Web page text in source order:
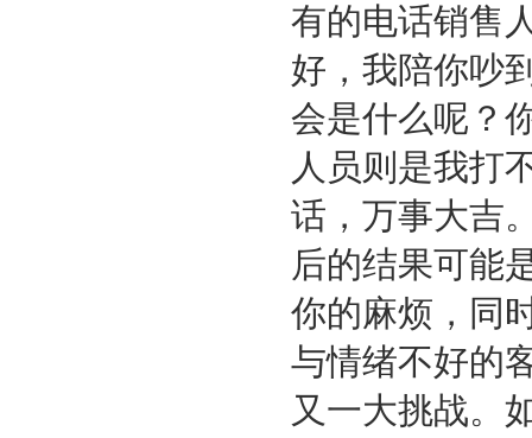
有的电话销售
好，我陪你吵
会是什么呢？
人员则是我打
话，万事大吉
后的结果可能
你的麻烦，同
与情绪不好的
又一大挑战。